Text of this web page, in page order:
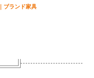
｜ブランド家具